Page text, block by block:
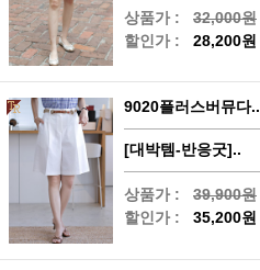
상품가 : 32,000원
할인가 : 28,200원
9020플러스버뮤다..
[대박템-반응굿]..
상품가 : 39,900원
할인가 : 35,200원